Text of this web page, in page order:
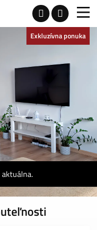
Exkluzívna ponuka